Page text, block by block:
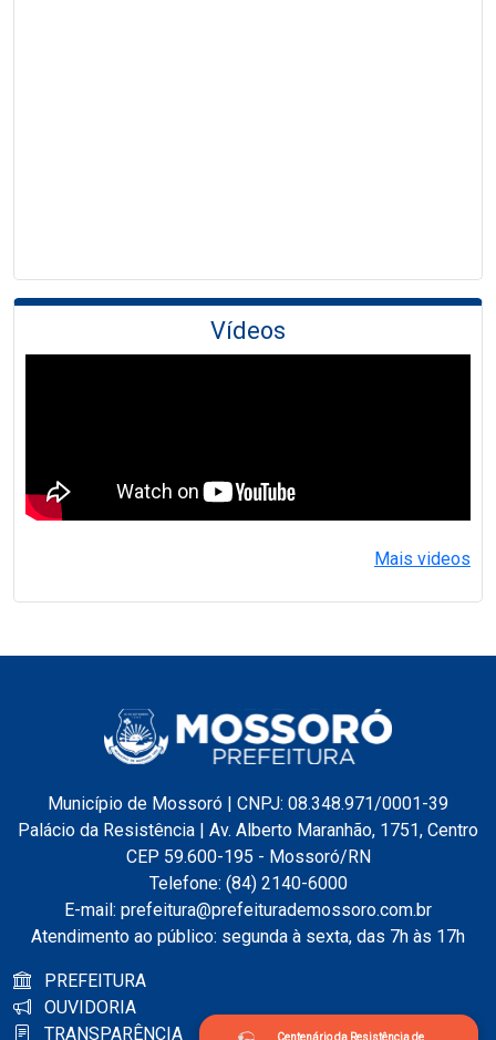
Centenário da Resistência de
Vídeos
Mais videos
Município de Mossoró | CNPJ: 08.348.971/0001-39
Palácio da Resistência | Av. Alberto Maranhão, 1751, Centro
CEP 59.600-195 - Mossoró/RN
Telefone: (84) 2140-6000
E-mail: prefeitura@prefeiturademossoro.com.br
Atendimento ao público: segunda à sexta, das 7h às 17h
PREFEITURA
OUVIDORIA
TRANSPARÊNCIA